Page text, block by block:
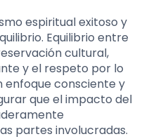
espiritual exitoso y
Equilibrio entre
cultural,
y el respeto por lo
enfoque consciente y
que el impacto del
partes involucradas.